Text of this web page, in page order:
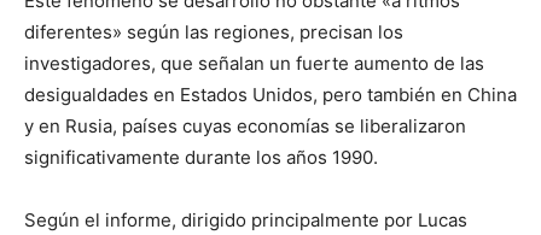
diferentes» según las regiones, precisan los
investigadores, que señalan un fuerte aumento de las
desigualdades en Estados Unidos, pero también en China
y en Rusia, países cuyas economías se liberalizaron
significativamente durante los años 1990.
Según el informe, dirigido principalmente por Lucas